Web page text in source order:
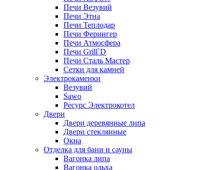
Печи Везувий
Печи Этна
Печи Теплодар
Печи Ферингер
Печи Атмосфера
Печи Grill`D
Печи Сталь Мастер
Сетки для камней
Электрокаменки
Везувий
Sawo
Ресурс Электрокотел
Двери
Двери деревянные липа
Двери стеклянные
Окна
Отделка для бани и сауны
Вагонка липа
Вагонка ольха